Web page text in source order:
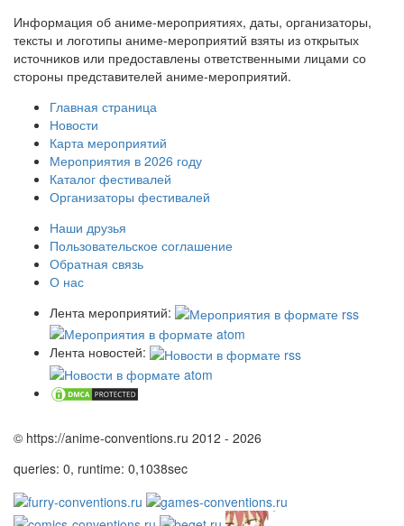
Информация об аниме-мероприятиях, даты, организаторы,
тексты и логотипы аниме-мероприятий взяты из открытых
источников или предоставлены ответственными лицами со
стороны представителей аниме-мероприятий.
Главная страница
Новости
Карта мероприятий
Мероприятия в 2026 году
Каталог фестивалей
Организаторы фестивалей
Наши друзья
Пользовательское соглашение
Обратная связь
О нас
Лента мероприятий:
Лента новостей:
© https://anime-conventions.ru 2012 - 2026
queries: 0, runtime: 0,1038sec